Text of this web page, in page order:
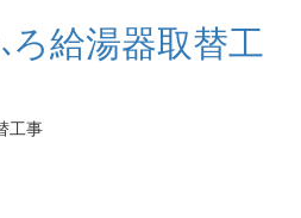
給湯器取替工